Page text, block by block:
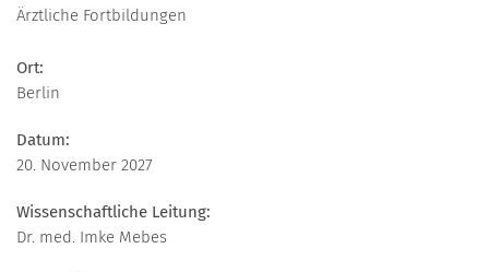
Ärztliche Fortbildungen
Ort:
Berlin
Datum:
20. November 2027
Wissenschaftliche Leitung:
Dr. med. Imke Mebes